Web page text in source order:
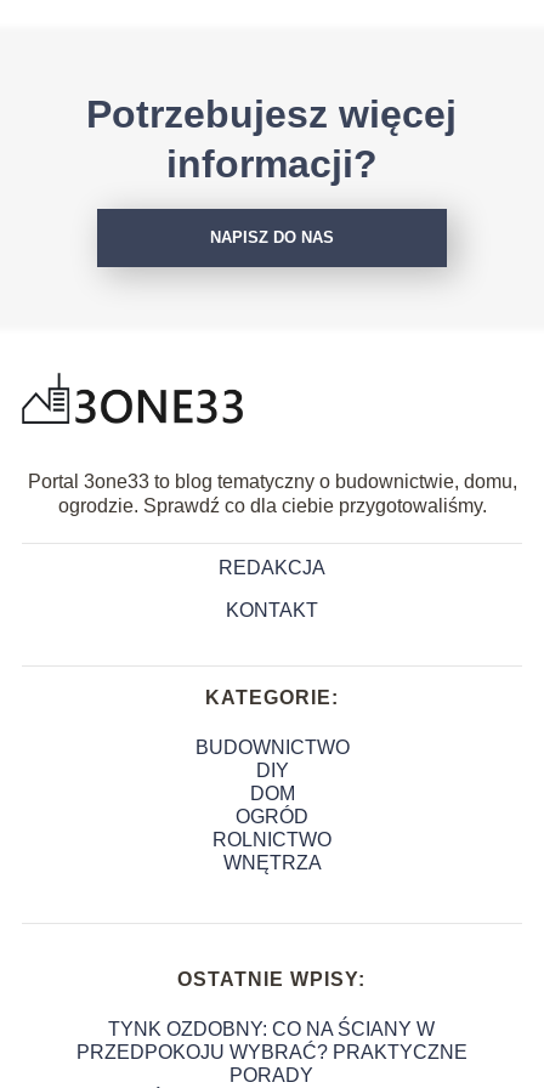
Potrzebujesz więcej
informacji?
NAPISZ DO NAS
Portal 3one33 to blog tematyczny o budownictwie, domu,
ogrodzie. Sprawdź co dla ciebie przygotowaliśmy.
REDAKCJA
KONTAKT
KATEGORIE:
BUDOWNICTWO
DIY
DOM
OGRÓD
ROLNICTWO
WNĘTRZA
OSTATNIE WPISY:
TYNK OZDOBNY: CO NA ŚCIANY W
PRZEDPOKOJU WYBRAĆ? PRAKTYCZNE
PORADY